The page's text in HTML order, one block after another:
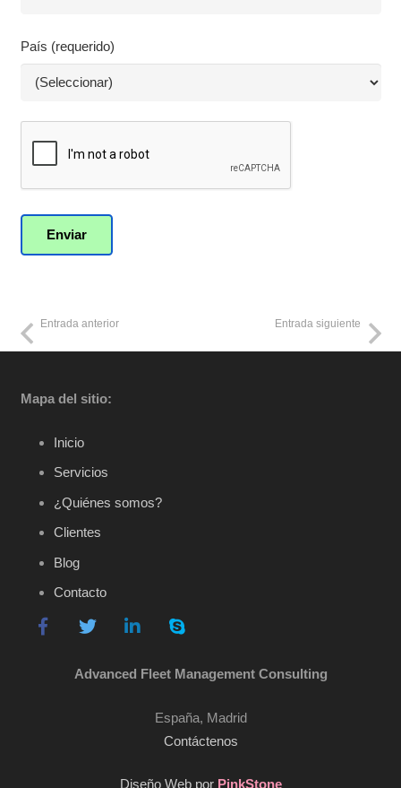
País (requerido)
Entrada anterior Entrada siguiente
Mapa del sitio:
Inicio
Servicios
¿Quiénes somos?
Clientes
Blog
Contacto
Advanced Fleet Management Consulting
España, Madrid
Contáctenos
Diseño Web por PinkStone